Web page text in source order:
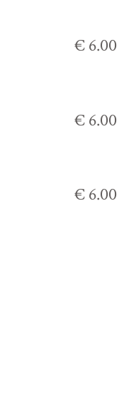
€ 6.00
€ 6.00
€ 6.00